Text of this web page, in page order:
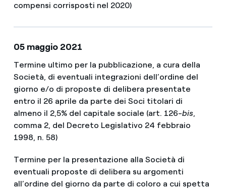
compensi corrisposti nel 2020)
05 maggio 2021
Termine ultimo per la pubblicazione, a cura della
Società, di eventuali integrazioni dell’ordine del
giorno e/o di proposte di delibera presentate
entro il 26 aprile da parte dei Soci titolari di
almeno il 2,5% del capitale sociale (art. 126-bis,
comma 2, del Decreto Legislativo 24 febbraio
1998, n. 58)
Termine per la presentazione alla Società di
eventuali proposte di delibera su argomenti
all’ordine del giorno da parte di coloro a cui spetta